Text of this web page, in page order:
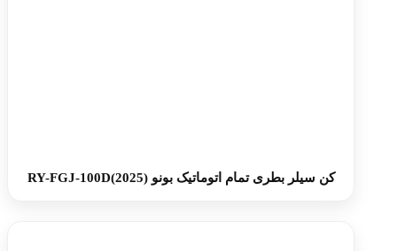
کن سیلر بطری تمام اتوماتیک بونو RY-FGJ-100D(2025)